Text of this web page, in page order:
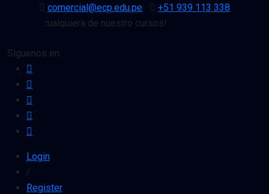
comercial@ecp.edu.pe
+51 939 113 338
en cualquiera de nuestro cursos!
Síguenos en:
Login
/
Register